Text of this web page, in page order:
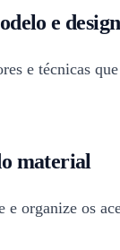
e design
e técnicas
material
e organize os